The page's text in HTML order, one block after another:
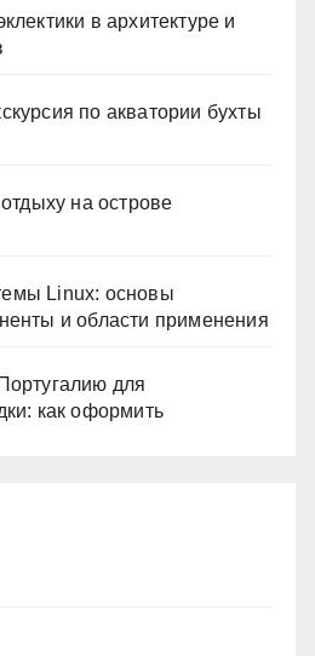
в архитектуре и
по акватории бухты
на острове
Linux: основы
и области применения
для
как оформить